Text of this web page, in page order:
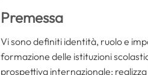
Premessa
Vi sono definiti identità, ruolo e
formazione delle istituzioni
prospettiva internazionale;